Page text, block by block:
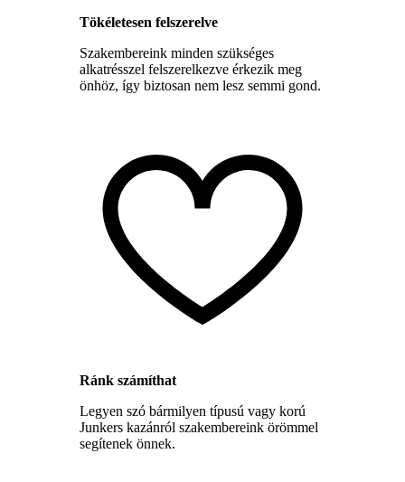
Tökéletesen felszerelve
Szakembereink minden szükséges
alkatrésszel felszerelkezve érkezik meg
önhöz, így biztosan nem lesz semmi gond.
Ránk számíthat
Legyen szó bármilyen típusú vagy korú
Junkers kazánról szakembereink örömmel
segítenek önnek.